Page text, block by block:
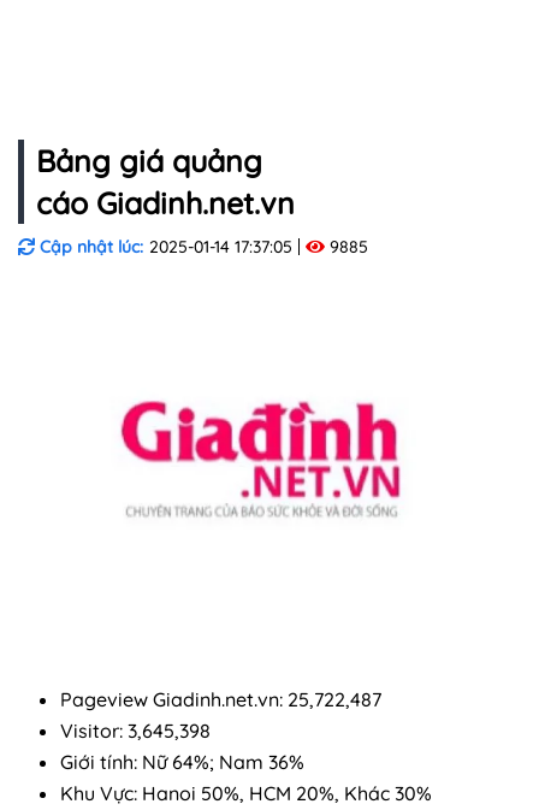
Bảng giá quảng
cáo Giadinh.net.vn
Cập nhật lúc: 2025-01-14 17:37:05 9885
Pageview Giadinh.net.vn: 25,722,487
Visitor: 3,645,398
Giới tính: Nữ 64%; Nam 36%
Khu Vực: Hanoi 50%, HCM 20%, Khác 30%